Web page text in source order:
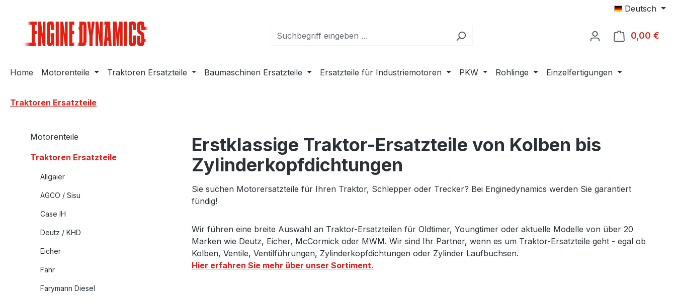
Deutsch
0,00 €
Home Motorenteile Traktoren Ersatzteile Baumaschinen Ersatzteile Ersatzteile für Industriemotoren PKW Rohlinge Einzelfertigungen
Traktoren Ersatzteile
Motorenteile
Traktoren Ersatzteile
Allgaier
AGCO / Sisu
Case IH
Deutz / KHD
Eicher
Fahr
Farymann Diesel
Erstklassige Traktor-Ersatzteile von Kolben bis
Zylinderkopfdichtungen
Sie suchen Motorersatzteile für Ihren Traktor, Schlepper oder Trecker? Bei Enginedynamics werden Sie garantiert
fündig!
Wir führen eine breite Auswahl an Traktor-Ersatzteilen für Oldtimer, Youngtimer oder aktuelle Modelle von über 20
Marken wie Deutz, Eicher, McCormick oder MWM. Wir sind Ihr Partner, wenn es um Traktor-Ersatzteile geht - egal ob
Kolben, Ventile, Ventilführungen, Zylinderkopfdichtungen oder Zylinder Laufbuchsen.
Hier erfahren Sie mehr über unser Sortiment.